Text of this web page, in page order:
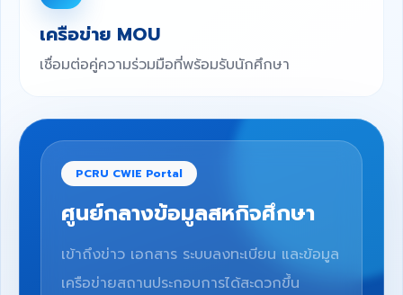
เครือข่าย MOU
เชื่อมต่อคู่ความร่วมมือที่พร้อมรับนักศึกษา
PCRU CWIE Portal
ศูนย์กลางข้อมูลสหกิจศึกษา
เข้าถึงข่าว เอกสาร ระบบลงทะเบียน และข้อมูล
เครือข่ายสถานประกอบการได้สะดวกขึ้น